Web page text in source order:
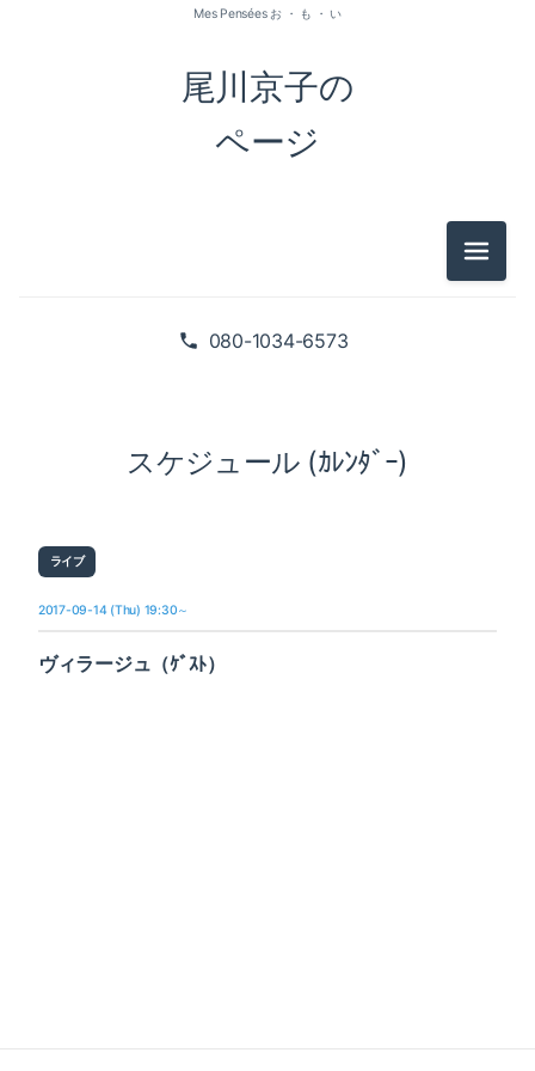
080-1034-6573
尾川京子の
ページ
Mes Pensées お ・ も ・ い
メニュ
スケジュール (ｶﾚﾝﾀﾞｰ)
ライブ
2017-09-14 (Thu) 19:30～
ヴィラージュ（ｹﾞｽﾄ）